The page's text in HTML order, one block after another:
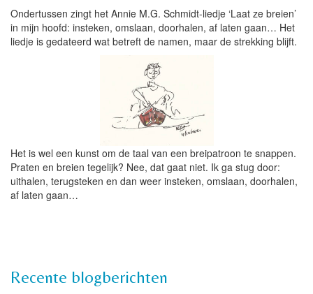
Ondertussen zingt het Annie M.G. Schmidt-liedje ‘Laat ze breien’
in mijn hoofd: insteken, omslaan, doorhalen, af laten gaan… Het
liedje is gedateerd wat betreft de namen, maar de strekking blijft.
Het is wel een kunst om de taal van een breipatroon te snappen.
Praten en breien tegelijk? Nee, dat gaat niet. Ik ga stug door:
uithalen, terugsteken en dan weer insteken, omslaan, doorhalen,
af laten gaan…
Recente blogberichten